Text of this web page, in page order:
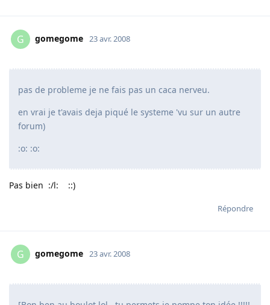
G gomegome 23 avr. 2008
pas de probleme je ne fais pas un caca nerveu.
en vrai je t'avais deja piqué le systeme 'vu sur un autre
forum)
:o: :o:
Pas bien :/l: ::)
Répondre
G gomegome 23 avr. 2008